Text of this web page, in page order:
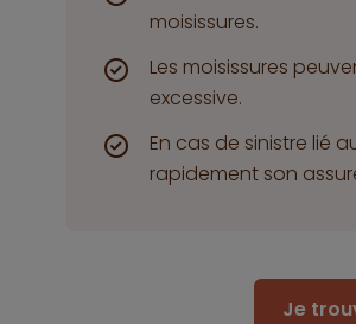
moisissures.
Les moisissures
excessive.
En cas de sinistre lié
rapidement son
Je